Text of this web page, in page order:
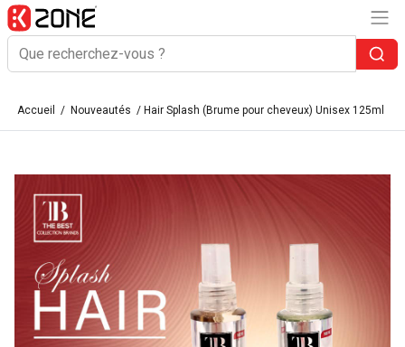
Accueil / Nouveautés / Hair Splash (Brume pour cheveux) Unisex 125ml